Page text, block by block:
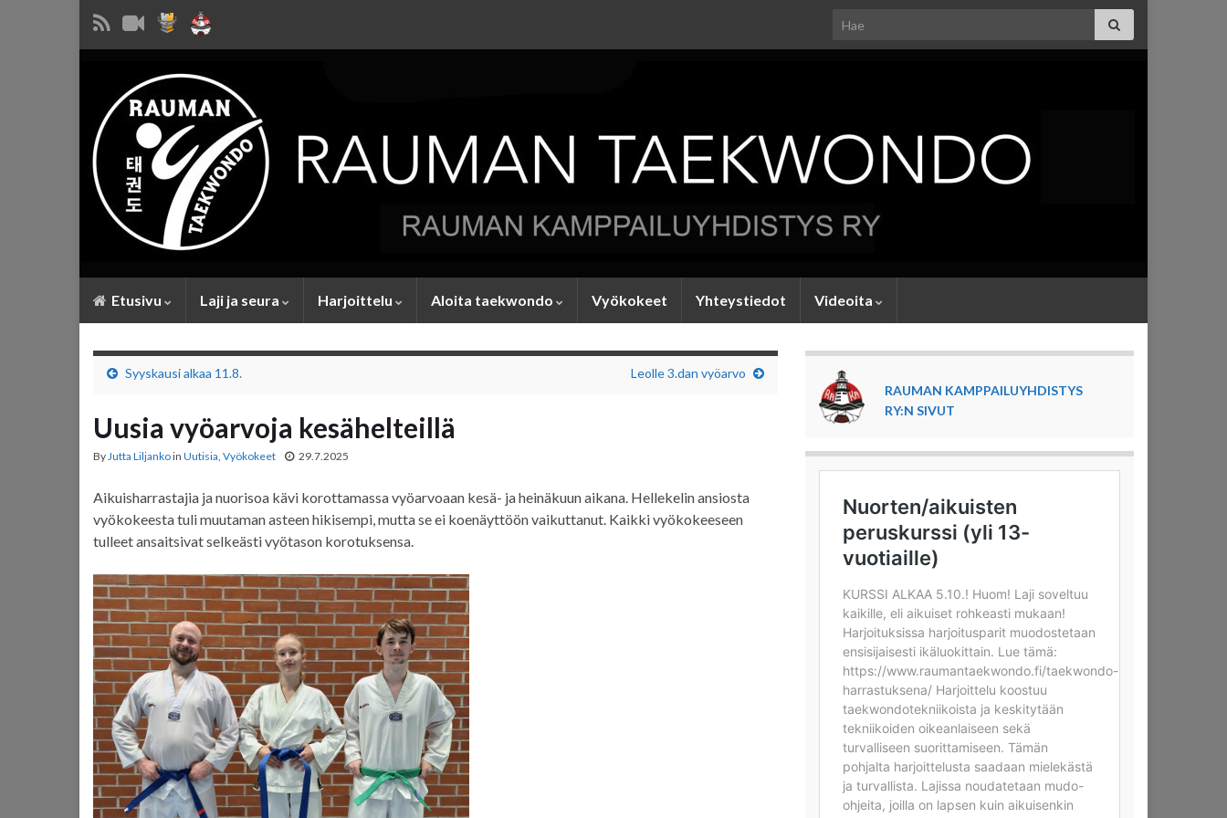
Search for:
Etusivu Laji ja seura Harjoittelu Aloita taekwondo Vyökokeet Yhteystiedot Videoita
Syyskausi alkaa 11.8. Leolle 3.dan vyöarvo
Uusia vyöarvoja kesähelteillä
ByJutta Liljankoin Uutisia, Vyökokeet 29.7.2025
Aikuisharrastajia ja nuorisoa kävi korottamassa vyöarvoaan kesä- ja heinäkuun aikana. Hellekelin ansiosta
vyökokeesta tuli muutaman asteen hikisempi, mutta se ei koenäyttöön vaikuttanut. Kaikki vyökokeeseen
tulleet ansaitsivat selkeästi vyötason korotuksensa.
RAUMAN KAMPPAILUYHDISTYS
RY:N SIVUT